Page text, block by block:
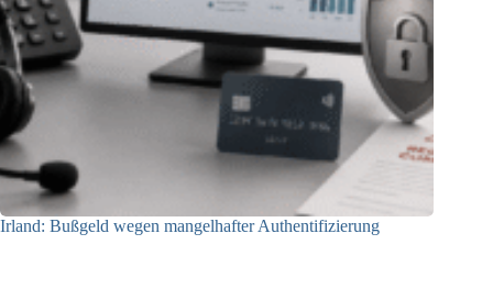
Irland: Bußgeld wegen mangelhafter Authentifizierung